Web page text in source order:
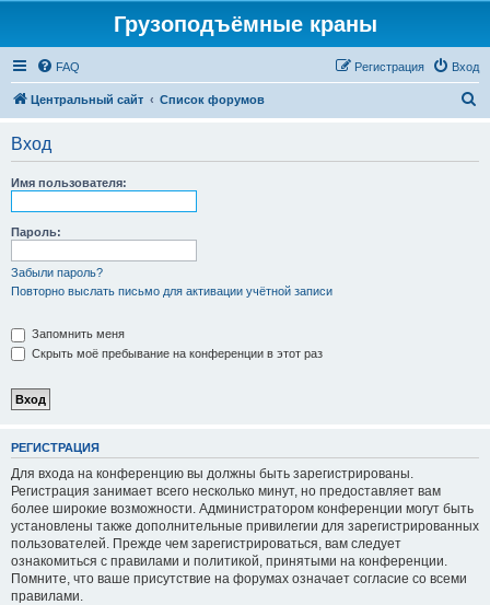
Грузоподъёмные краны
FAQ Вход
Регистрация
Центральный сайт Список форумов
Вход
Имя пользователя:
Пароль:
Забыли пароль?
Повторно выслать письмо для активации учётной записи
Запомнить меня
Скрыть моё пребывание на конференции в этот раз
РЕГИСТРАЦИЯ
Для входа на конференцию вы должны быть зарегистрированы.
Регистрация занимает всего несколько минут, но предоставляет вам
более широкие возможности. Администратором конференции могут быть
установлены также дополнительные привилегии для зарегистрированных
пользователей. Прежде чем зарегистрироваться, вам следует
ознакомиться с правилами и политикой, принятыми на конференции.
Помните, что ваше присутствие на форумах означает согласие со всеми
правилами.